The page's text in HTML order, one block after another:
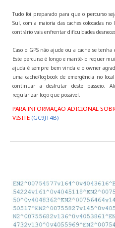
Tudo foi preparado para que o percurso
Sul, com a maioria das caches colocadas
contrário vais enfrentar dificuldades
Caso o GPS não ajude ou a cache se tenha
Este percurso é longo e mantê-lo requer
ajuda é sempre bem vinda e o owner
uma cache/logbook de emergência no
continuar a desfrutar deste passeio.
regularizar logo que possivel.
PARA INFORMAÇÃO ADICIONAL
VISITE (GC9JT4B)